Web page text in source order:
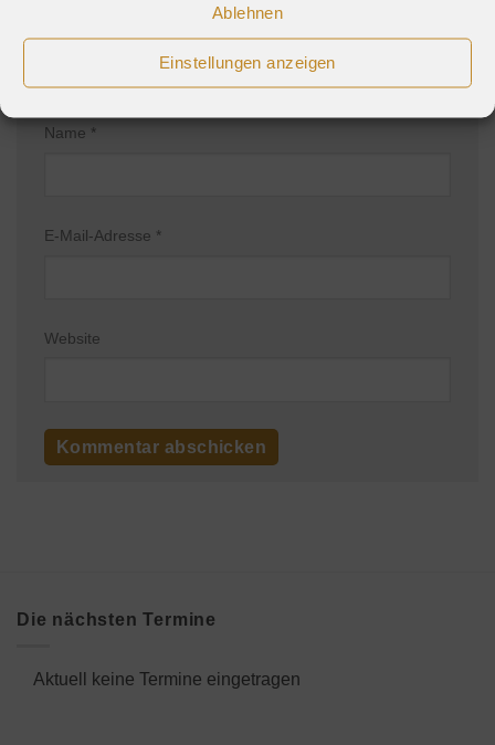
Ablehnen
Einstellungen anzeigen
Name *
E-Mail-Adresse *
Website
Die nächsten Termine
Aktuell keine Termine eingetragen